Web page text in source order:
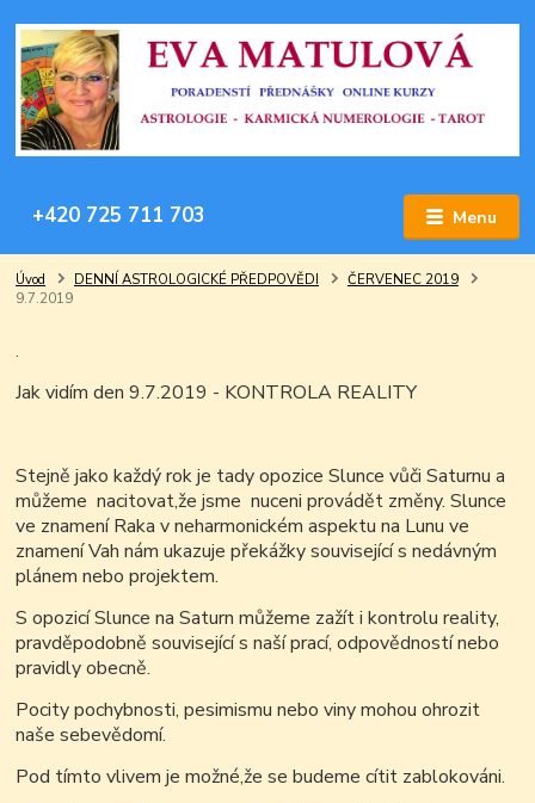
Menu
+420 725 711 703
Úvod DENNÍ ASTROLOGICKÉ PŘEDPOVĚDI
ČERVENEC 2019
9.7.2019
.
Jak vidím den 9.7.2019 - KONTROLA REALITY
Stejně jako každý rok je tady opozice Slunce vůči Saturnu a
můžeme nacitovat,že jsme nuceni provádět změny. Slunce
ve znamení Raka v neharmonickém aspektu na Lunu ve
znamení Vah nám ukazuje překážky související s nedávným
plánem nebo projektem.
S opozicí Slunce na Saturn můžeme zažít i kontrolu reality,
pravděpodobně související s naší prací, odpovědností nebo
pravidly obecně.
Pocity pochybnosti, pesimismu nebo viny mohou ohrozit
naše sebevědomí.
Pod tímto vlivem je možné,že se budeme cítit zablokováni.